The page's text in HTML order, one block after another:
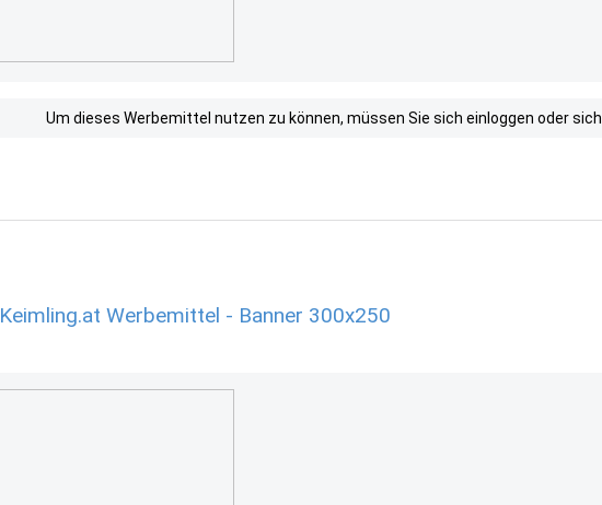
Um dieses Werbemittel nutzen zu können, müssen Sie sich einloggen oder sich
Keimling.at Werbemittel - Banner 300x250